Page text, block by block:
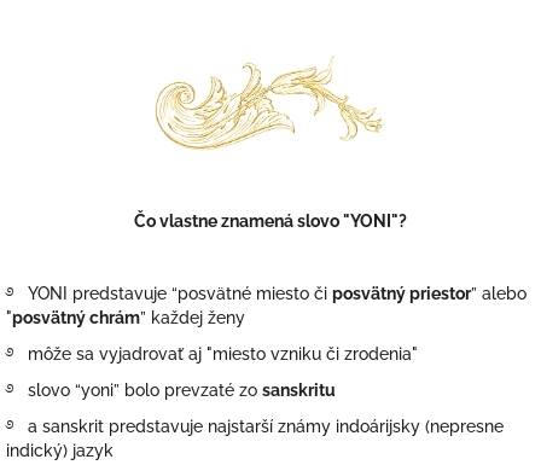
Čo vlastne znamená slovo "YONI"?
࿔ YONI predstavuje “posvätné miesto či posvätný priestor” alebo
"posvätný chrám” každej ženy
࿔ môže sa vyjadrovať aj "miesto vzniku či zrodenia"
࿔ slovo “yoni” bolo prevzaté zo sanskritu
࿔ a sanskrit predstavuje najstarší známy indoárijsky (nepresne
indický) jazyk